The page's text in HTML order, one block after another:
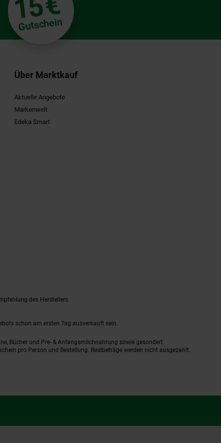
15
Gutschein
Über Marktkauf
Aktuelle Angebote
Markenwelt
Edeka Smart
des Herstellers.
schon am ersten Tag ausverkauft sein.
Bücher und Pre- & Anfangsmilchnahrung sowie gesondert
pro Person und Bestellung. Restbeträge werden nicht ausgezahlt.